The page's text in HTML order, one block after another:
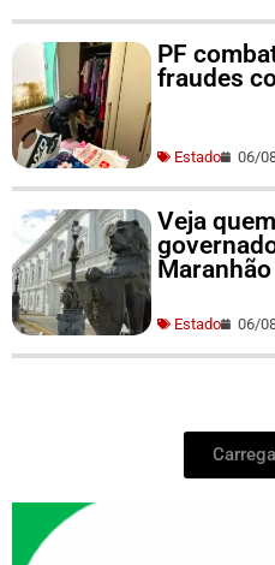
PF
fraudes
Estado 06/
Veja
Estado 06/